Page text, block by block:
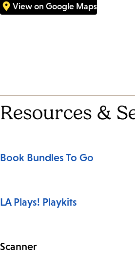
View on Google Maps
Resources &
Book Bundles To Go
LA Plays! Playkits
Scanner